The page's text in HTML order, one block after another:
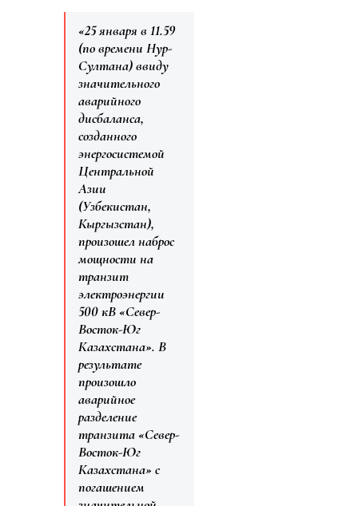
«25 января в 11.59
(по времени Нур-
Султана) ввиду
значительного
аварийного
дисбаланса,
созданного
энергосистемой
Центральной
Азии
(Узбекистан,
Кыргызстан),
произошел наброс
мощности на
транзит
электроэнергии
500 кВ «Север-
Восток-Юг
Казахстана». В
результате
произошло
аварийное
разделение
транзита «Север-
Восток-Юг
Казахстана» с
погашением